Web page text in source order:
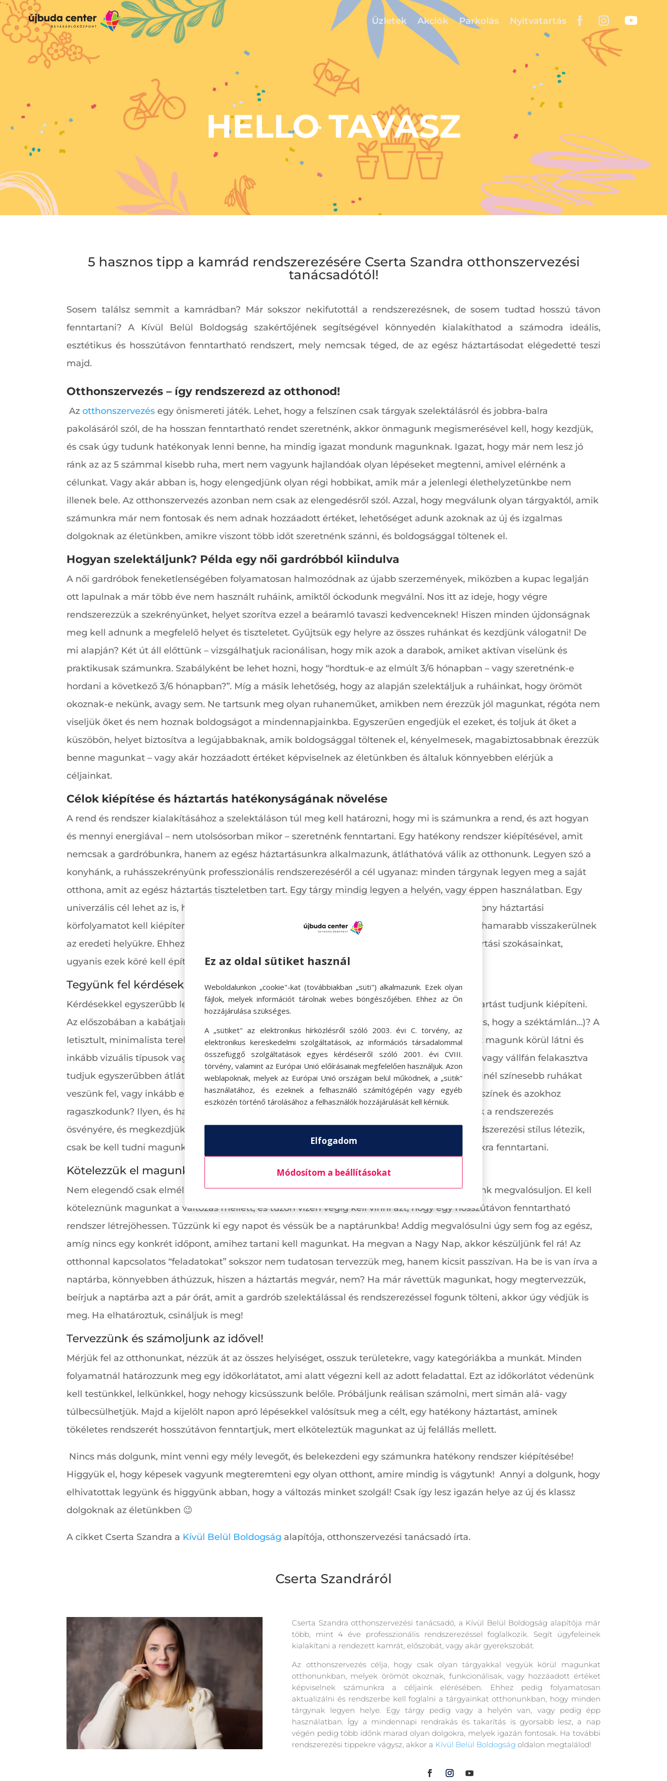
Üzletek Akciók Parkolás Nyitvatartás
HELLO TAVASZ
5 hasznos tipp a kamrád rendszerezésére Cserta Szandra otthonszervezési
tanácsadótól!
Sosem találsz semmit a kamrádban? Már sokszor nekifutottál a rendszerezésnek, de sosem tudtad hosszú távon
fenntartani? A Kívül Belül Boldogság szakértőjének segítségével könnyedén kialakíthatod a számodra ideális,
esztétikus és hosszútávon fenntartható rendszert, mely nemcsak téged, de az egész háztartásodat elégedetté teszi
majd.
Otthonszervezés – így rendszerezd az otthonod!
Azotthonszervezés egy önismereti játék. Lehet, hogy a felszínen csak tárgyak szelektálásról és jobbra-balra
pakolásáról szól, de ha hosszan fenntartható rendet szeretnénk, akkor önmagunk megismerésével kell, hogy kezdjük,
és csak úgy tudunk hatékonyak lenni benne, ha mindig igazat mondunk magunknak. Igazat, hogy már nem lesz jó
ránk az az 5 számmal kisebb ruha, mert nem vagyunk hajlandóak olyan lépéseket megtenni, amivel elérnénk a
célunkat. Vagy akár abban is, hogy elengedjünk olyan régi hobbikat, amik már a jelenlegi élethelyzetünkbe nem
illenek bele. Az otthonszervezés azonban nem csak az elengedésről szól. Azzal, hogy megválunk olyan tárgyaktól, amik
számunkra már nem fontosak és nem adnak hozzáadott értéket, lehetőséget adunk azoknak az új és izgalmas
dolgoknak az életünkben, amikre viszont több időt szeretnénk szánni, és boldogsággal töltenek el.
Hogyan szelektáljunk? Példa egy női gardróbból kiindulva
A női gardróbok feneketlenségében folyamatosan halmozódnak az újabb szerzemények, miközben a kupac legalján
ott lapulnak a már több éve nem használt ruháink, amiktől óckodunk megválni. Nos itt az ideje, hogy végre
rendszerezzük a szekrényünket, helyet szorítva ezzel a beáramló tavaszi kedvenceknek! Hiszen minden újdonságnak
meg kell adnunk a megfelelő helyet és tiszteletet. Gyűjtsük egy helyre az összes ruhánkat és kezdjünk válogatni! De
mi alapján? Két út áll előttünk – vizsgálhatjuk racionálisan, hogy mik azok a darabok, amiket aktívan viselünk és
praktikusak számunkra. Szabályként be lehet hozni, hogy “hordtuk-e az elmúlt 3/6 hónapban – vagy szeretnénk-e
hordani a következő 3/6 hónapban?”. Míg a másik lehetőség, hogy az alapján szelektáljuk a ruháinkat, hogy örömöt
okoznak-e nekünk, avagy sem. Ne tartsunk meg olyan ruhaneműket, amikben nem érezzük jól magunkat, régóta nem
viseljük őket és nem hoznak boldogságot a mindennapjainkba. Egyszerűen engedjük el ezeket, és toljuk át őket a
küszöbön, helyet biztosítva a legújabbaknak, amik boldogsággal töltenek el, kényelmesek, magabiztosabbnak érezzük
benne magunkat – vagy akár hozzáadott értéket képviselnek az életünkben és általuk könnyebben elérjük a
céljainkat.
Célok kiépítése és háztartás hatékonyságának növelése
A rend és rendszer kialakításához a szelektáláson túl meg kell határozni, hogy mi is számunkra a rend, és azt hogyan
és mennyi energiával – nem utolsósorban mikor – szeretnénk fenntartani. Egy hatékony rendszer kiépítésével, amit
nemcsak a gardróbunkra, hanem az egész háztartásunkra alkalmazunk, átláthatóvá válik az otthonunk. Legyen szó a
konyhánk, a ruhásszekrényünk professzionális rendszerezéséről a cél ugyanaz: minden tárgynak legyen meg a saját
otthona, amit az egész háztartás tiszteletben tart. Egy tárgy mindig legyen a helyén, vagy éppen használatban. Egy
univerzális cél lehet az is, hogy az otthonunk legyen értünk és nem pedig fordítva. Egy hatékony háztartási
körfolyamatot kell kiépítenünk, amelyben az éppen használt ruhák, tárgyak, eszközök minél hamarabb visszakerülnek
az eredeti helyükre. Ehhez azonban elengedhetetlen kiépíteni a tudatos fogyasztási és háztartási szokásainkat,
ugyanis ezek köré kell építkeznünk.
Tegyünk fel kérdéseket!
Kérdésekkel egyszerűbb lesz meghatározni, hogy mire van szükségünk, hogy hatékony háztartást tudjunk kiépíteni.
Az előszobában a kabátjainkat fogason, vagy szekrényben szeretjük tárolni (olyan válasz nincs, hogy a széktámlán…)? A
letisztult, minimalista terek hoznak számunkra megnyugvást? Esetleg szeretjük a dolgainkat magunk körül látni és
inkább vizuális típusok vagyunk? A gardróbszekrényben díszelgő ruháinkat összehajtogatva vagy vállfán felakasztva
tudjuk egyszerűbben átlátni, hogy pontosan melyik darab éppen hol van? Változatosan és minél színesebb ruhákat
veszünk fel, vagy inkább egy kapszulagardróbhoz hasonlít a ruhatárunk: megvannak az alapszínek és azokhoz
ragaszkodunk? Ilyen, és hasonló kérdéseket mind meg kell válaszoljuk ahhoz, hogy rálépjünk a rendszerezés
ösvényére, és megkezdjük az első lépéseket egy hatékony háztartás felé. Hiszen számos rendszerezési stílus létezik,
csak be kell tudni magunkat azonosítani, hogy melyik rendszert lesz a legkönnyebb számunkra fenntartani.
Kötelezzük el magunkat és jelöljünk ki egy napot a változáshoz!
Nem elegendő csak elmélkedni az otthonszervezésről. Tenni is kell érte, hogy az elképzelésünk megvalósuljon. El kell
köteleznünk magunkat a változás mellett, és tűzön vízen végig kell vinni azt, hogy egy hosszútávon fenntartható
rendszer létrejöhessen. Tűzzünk ki egy napot és véssük be a naptárunkba! Addig megvalósulni úgy sem fog az egész,
amíg nincs egy konkrét időpont, amihez tartani kell magunkat. Ha megvan a Nagy Nap, akkor készüljünk fel rá! Az
otthonnal kapcsolatos “feladatokat” sokszor nem tudatosan tervezzük meg, hanem kicsit passzívan. Ha be is van írva a
naptárba, könnyebben áthúzzuk, hiszen a háztartás megvár, nem? Ha már rávettük magunkat, hogy megtervezzük,
beírjuk a naptárba azt a pár órát, amit a gardrób szelektálással és rendszerezéssel fogunk tölteni, akkor úgy védjük is
meg. Ha elhatároztuk, csináljuk is meg!
Tervezzünk és számoljunk az idővel!
Mérjük fel az otthonunkat, nézzük át az összes helyiséget, osszuk területekre, vagy kategóriákba a munkát. Minden
folyamatnál határozzunk meg egy időkorlátatot, ami alatt végezni kell az adott feladattal. Ezt az időkorlátot védenünk
kell testünkkel, lelkünkkel, hogy nehogy kicsússzunk belőle. Próbáljunk reálisan számolni, mert simán alá- vagy
túlbecsülhetjük. Majd a kijelölt napon apró lépésekkel valósítsuk meg a célt, egy hatékony háztartást, aminek
tökéletes rendszerét hosszútávon fenntartjuk, mert elköteleztük magunkat az új felállás mellett.
Nincs más dolgunk, mint venni egy mély levegőt, és belekezdeni egy számunkra hatékony rendszer kiépítésébe!
Higgyük el, hogy képesek vagyunk megteremteni egy olyan otthont, amire mindig is vágytunk! Annyi a dolgunk, hogy
elhivatottak legyünk és higgyünk abban, hogy a változás minket szolgál! Csak így lesz igazán helye az új és klassz
dolgoknak az életünkben 😉
A cikket Cserta Szandra a Kívül Belül Boldogság alapítója, otthonszervezési tanácsadó írta.
Cserta Szandráról
Cserta Szandra otthonszervezési tanácsadó, a Kívül Belül Boldogság alapítója már
több, mint 4 éve professzionális rendszerezéssel foglalkozik. Segít ügyfeleinek
kialakítani a rendezett kamrát, előszobát, vagy akár gyerekszobát.
Az otthonszervezés célja, hogy csak olyan tárgyakkal vegyük körül magunkat
otthonunkban, melyek örömöt okoznak, funkcionálisak, vagy hozzáadott értéket
képviselnek számunkra a céljaink elérésében. Ehhez pedig folyamatosan
aktualizálni és rendszerbe kell foglalni a tárgyainkat otthonunkban, hogy minden
tárgynak legyen helye. Egy tárgy pedig vagy a helyén van, vagy pedig épp
használatban. Így a mindennapi rendrakás és takarítás is gyorsabb lesz, a nap
végén pedig több időnk marad olyan dolgokra, melyek igazán fontosak. Ha további
rendszerezési tippekre vágysz, akkor a Kívül Belül Boldogság oldalon megtalálod!
Ez az oldal sütiket használ
Weboldalunkon „cookie"-kat (továbbiakban „süti") alkalmazunk. Ezek olyan
fájlok, melyek információt tárolnak webes böngészőjében. Ehhez az Ön
hozzájárulása szükséges.
A „sütiket" az elektronikus hírközlésről szóló 2003. évi C. törvény, az
elektronikus kereskedelmi szolgáltatások, az információs társadalommal
összefüggő szolgáltatások egyes kérdéseiről szóló 2001. évi CVIII.
törvény, valamint az Európai Unió előírásainak megfelelően használjuk. Azon
weblapoknak, melyek az Európai Unió országain belül működnek, a „sütik"
használatához, és ezeknek a felhasználó számítógépén vagy egyéb
eszközén történő tárolásához a felhasználók hozzájárulását kell kérniük.
Elfogadom
Módosítom a beállításokat